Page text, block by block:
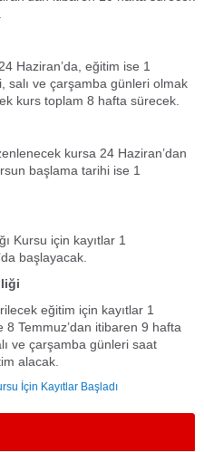
Haziran’da, eğitim ise 1
salı ve çarşamba günleri olmak
kurs toplam 8 hafta sürecek.
kursa 24 Haziran’dan
başlama tarihi ise 1
Kursu için kayıtlar 1
başlayacak.
eğitim için kayıtlar 1
8 Temmuz’dan itibaren 9 hafta
ve çarşamba günleri saat
alacak.
İçin Kayıtlar Başladı